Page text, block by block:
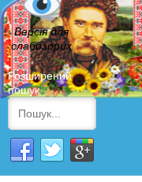
Версія для
слабозорих
Розширений
пошук